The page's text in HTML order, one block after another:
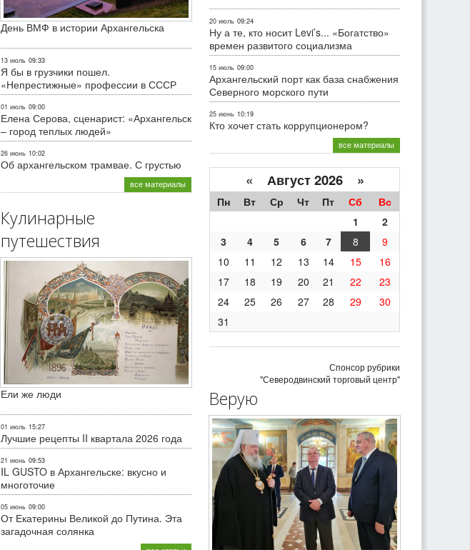
День ВМФ в истории Архангельска
13 июль 09:33
Я бы в грузчики пошел.
«Непрестижные» профессии в СССР
01 июль 09:00
Елена Серова, сценарист: «Архангельск
– город теплых людей»
26 июнь 10:02
Об архангельском трамвае. С грустью
все материалы
Кулинарные
путешествия
Ели же люди
01 июль 15:27
Лучшие рецепты II квартала 2026 года
21 июнь 09:53
IL GUSTO в Архангельске: вкусно и
многоточие
05 июнь 09:00
От Екатерины Великой до Путина. Эта
загадочная солянка
20 июль 09:24
Ну а те, кто носит Levi’s... «Богатство»
времен развитого социализма
15 июль 09:00
Архангельский порт как база снабжения
Северного морского пути
25 июнь 10:19
Кто хочет стать коррупционером?
все материалы
« Август 2026 »
Пн Вт Ср Чт Пт Сб
Вс
1
2
3
4 5 6 7 8
9
10
11 12 13 14 15
16
17
18 19 20 21 22
23
24
25 26 27 28 29
30
31
Спонсор рубрики
"Северодвинский торговый центр"
Верую